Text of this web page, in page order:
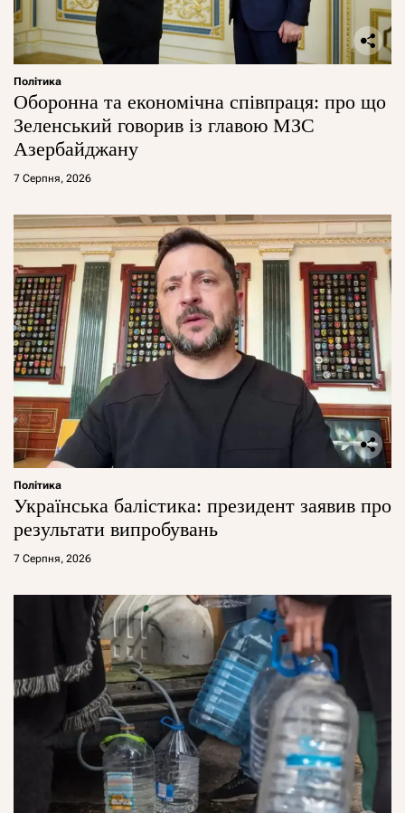
Політика
Оборонна та економічна співпраця: про що
Зеленський говорив із главою МЗС
Азербайджану
7 Серпня, 2026
Політика
Українська балістика: президент заявив про
результати випробувань
7 Серпня, 2026